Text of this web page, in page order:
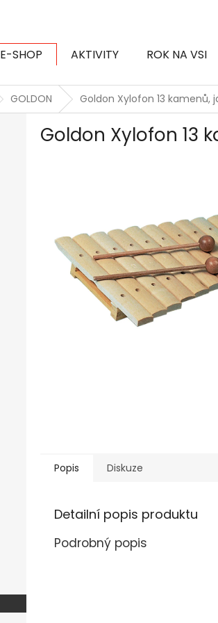
E-SHOP AKTIVITY ROK NA VSI
GOLDON Goldon Xylofon 13 kamenů,
Goldon Xylofon 13
Popis Diskuze
Detailní popis produktu
Podrobný popis